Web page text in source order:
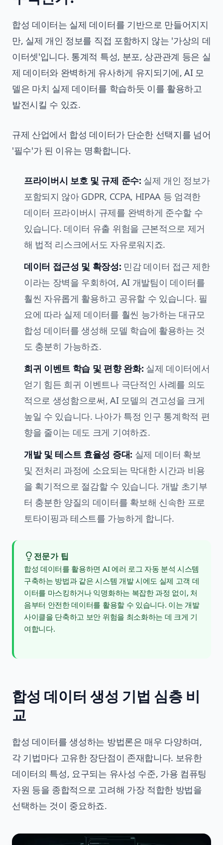
합성 데이터는 실제 데이터를 기반으로 만들어지지
만, 실제 개인 정보를 직접 포함하지 않는 '가상의 데
이터셋'입니다. 통계적 특성, 분포, 상관관계 등은 실
제 데이터와 완벽하게 유사하게 유지되기에, AI 모
델은 마치 실제 데이터를 학습하듯 이를 활용하고
발전시킬 수 있죠.
규제 산업에서 합성 데이터가 단순한 선택지를 넘어
'필수'가 된 이유는 명확합니다.
프라이버시 보호 및 규제 준수: 실제 개인 정보가
포함되지 않아 GDPR, CCPA, HIPAA 등 엄격한
데이터 프라이버시 규제를 완벽하게 준수할 수
있습니다. 데이터 유출 위험을 근본적으로 제거
해 법적 리스크에서도 자유로워지죠.
데이터 접근성 및 확장성: 민감 데이터 접근 제한
이라는 장벽을 우회하여, AI 개발팀이 데이터를
훨씬 자유롭게 활용하고 공유할 수 있습니다. 필
요에 따라 실제 데이터를 훨씬 능가하는 대규모
합성 데이터를 생성해 모델 학습에 활용하는 것
도 충분히 가능하죠.
희귀 이벤트 학습 및 편향 완화: 실제 데이터에서
얻기 힘든 희귀 이벤트나 극단적인 사례를 의도
적으로 생성함으로써, AI 모델의 견고성을 크게
높일 수 있습니다. 나아가 특정 인구 통계학적 편
향을 줄이는 데도 크게 기여하죠.
개발 및 테스트 효율성 증대: 실제 데이터 확보
및 전처리 과정에 소요되는 막대한 시간과 비용
을 획기적으로 절감할 수 있습니다. 개발 초기부
터 충분한 양질의 데이터를 확보해 신속한 프로
토타이핑과 테스트를 가능하게 합니다.
전문가 팁
합성 데이터를 활용하면 AI 에러 로그 자동 분석 시스템
구축하는 방법과 같은 시스템 개발 시에도 실제 고객 데
이터를 마스킹하거나 익명화하는 복잡한 과정 없이, 처
음부터 안전한 데이터를 활용할 수 있습니다. 이는 개발
사이클을 단축하고 보안 위험을 최소화하는 데 크게 기
여합니다.
합성 데이터 생성 기법 심층 비
교
합성 데이터를 생성하는 방법론은 매우 다양하며,
각 기법마다 고유한 장단점이 존재합니다. 보유한
데이터의 특성, 요구되는 유사성 수준, 가용 컴퓨팅
자원 등을 종합적으로 고려해 가장 적합한 방법을
선택하는 것이 중요하죠.